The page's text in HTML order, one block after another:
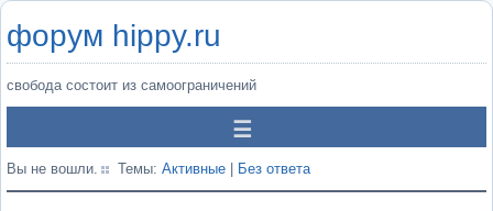
форум hippy.ru
свобода состоит из самоограничений
Вы не вошли. Темы: Активные Без ответа